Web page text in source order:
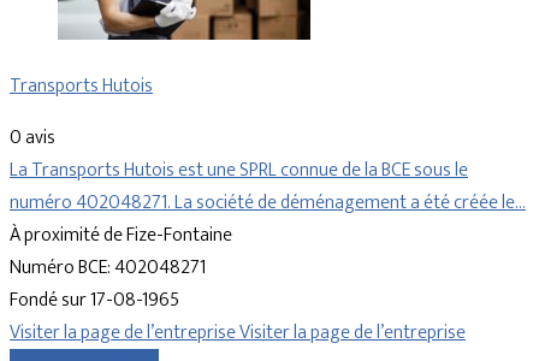
Transports Hutois
0 avis
La Transports Hutois est une SPRL connue de la BCE sous le
numéro 402048271. La société de déménagement a été créée le…
À proximité de Fize-Fontaine
Numéro BCE: 402048271
Fondé sur 17-08-1965
Visiter la page de l’entrepriseVisiter la page de l’entreprise